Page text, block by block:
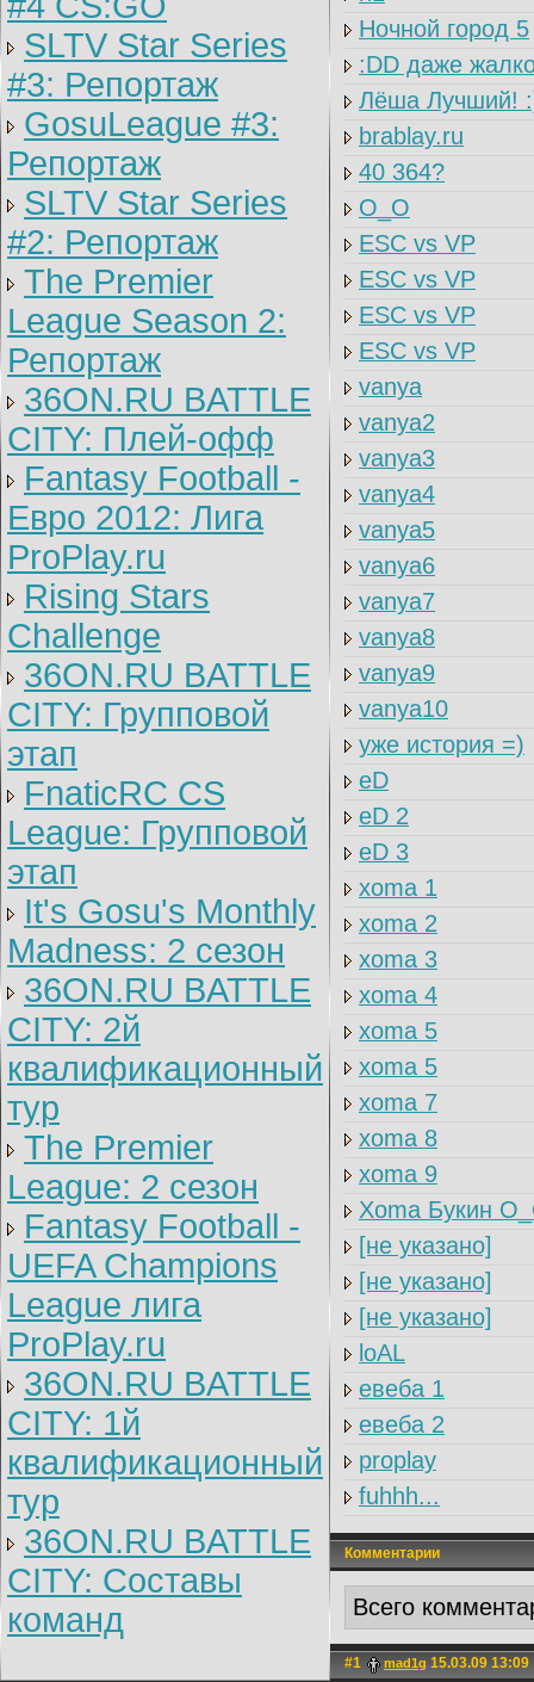
SLTV Star Series
#3: Репортаж
GosuLeague #3:
Репортаж
SLTV Star Series
#2: Репортаж
The Premier
League Season 2:
Репортаж
36ON.RU BATTLE
CITY: Плей-офф
Fantasy Football -
Евро 2012: Лига
ProPlay.ru
Rising Stars
Challenge
36ON.RU BATTLE
CITY: Групповой
этап
FnaticRC CS
League: Групповой
этап
It's Gosu's Monthly
Madness: 2 сезон
36ON.RU BATTLE
CITY: 2й
квалификационный
тур
The Premier
League: 2 cезон
Fantasy Football -
UEFA Champions
League лига
ProPlay.ru
36ON.RU BATTLE
CITY: 1й
квалификационный
тур
36ON.RU BATTLE
CITY: Составы
команд
Ночной город 5
:DD даже
Лёша Лучший!
brablay.ru
40 364?
O_O
ESC vs VP
ESC vs VP
ESC vs VP
ESC vs VP
vanya
vanya2
vanya3
vanya4
vanya5
vanya6
vanya7
vanya8
vanya9
vanya10
уже история =)
eD
eD 2
eD 3
xoma 1
xoma 2
xoma 3
xoma 4
xoma 5
xoma 5
xoma 7
xoma 8
xoma 9
Xoma Букин
[не указано]
[не указано]
[не указано]
loAL
евеба 1
евеба 2
proplay
fuhhh...
Комментарии
Всего
#1 mad1g 15.03.09 13:09